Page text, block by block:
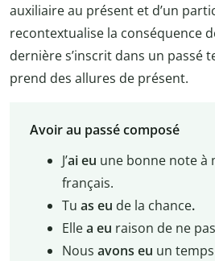
auxiliaire au présent et d’un
recontextualise la conséquence
dernière s’inscrit dans un passé
prend des allures de présent.
Avoir au passé composé
J’ai eu une bonne note à
français.
Tu as eu de la chance.
Ellea eu raison de ne
Nous avons eu un